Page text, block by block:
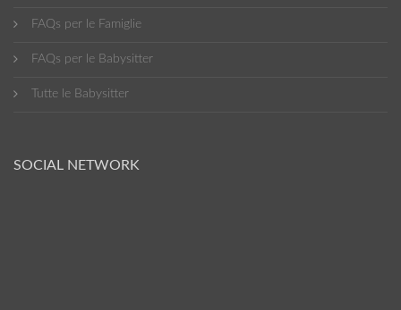
FAQs per le Famiglie
FAQs per le Babysitter
Tutte le Babysitter
SOCIAL NETWORK